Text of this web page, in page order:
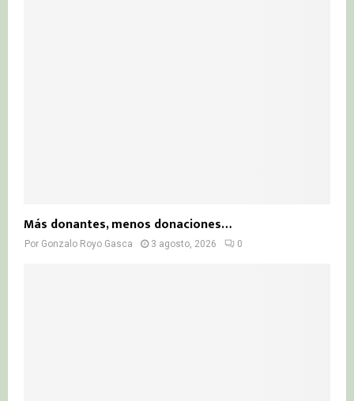
Más donantes, menos donaciones…
Por Gonzalo Royo Gasca 3 agosto, 2026 0